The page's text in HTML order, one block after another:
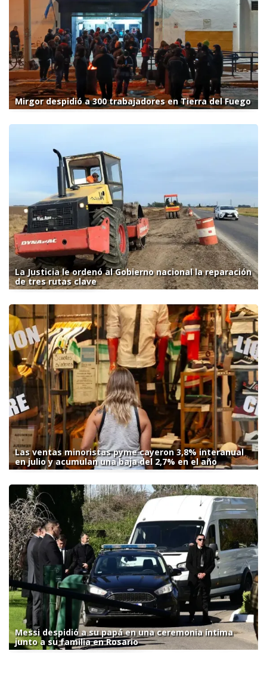
Mirgor despidió a 300 trabajadores en Tierra del Fuego
La Justicia le ordenó al Gobierno nacional la reparación
de tres rutas clave
Las ventas minoristas pyme cayeron 3,8% interanual
en julio y acumulan una baja del 2,7% en el año
Messi despidió a su papá en una ceremonia íntima
junto a su familia en Rosario